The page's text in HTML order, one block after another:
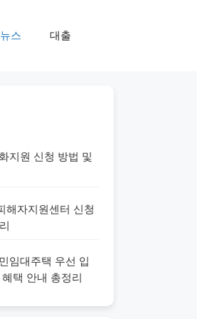
뉴스 대출
지원 신청 방법 및
해자지원센터 신청
임대주택 우선 입
택 안내 총정리